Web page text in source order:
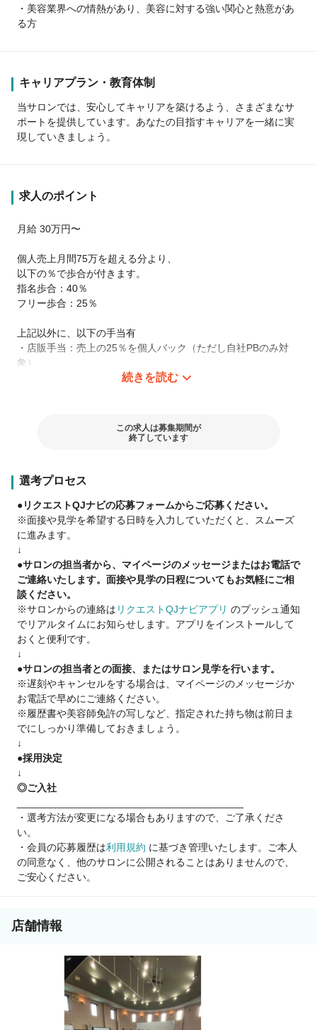
・美容業界への情熱があり、美容に対する強い関心と熱意があ
る方
キャリアプラン・教育体制
当サロンでは、安心してキャリアを築けるよう、さまざまなサ
ポートを提供しています。あなたの目指すキャリアを一緒に実
現していきましょう。
求人のポイント
月給 30万円〜
個人売上月間75万を超える分より、
以下の％で歩合が付きます。
指名歩合：40％
フリー歩合：25％
上記以外に、以下の手当有
・店販手当：売上の25％を個人バック（ただし自社PBのみ対
象）
【給与イメージ】※月6～8日休み
→月給30万+歩合総額73,750円＝373,750円+各種手当
50％
→月給30万+歩合総額81,250円＝381,250円+各種手当
・月間個人売上 100万円 指名割合：70％、フリー割合：
30％
→月給30万+歩合総額88,750円＝388,750円+各種手当
※月間150万個人売上
月給+歩合 50～60万+各種手当
※月間200万個人売上
月給+歩合 65～75万+各種手当
続きを読む
この求人は募集期間が
終了しています
選考プロセス
●リクエストQJナビの応募フォームからご応募ください。
※面接や見学を希望する日時を入力していただくと、スムーズ
に進みます。
↓
●サロンの担当者から、マイページのメッセージまたはお電話で
ご連絡いたします。面接や見学の日程についてもお気軽にご相
談ください。
※サロンからの連絡は リクエストQJナビアプリ のプッシュ通知
でリアルタイムにお知らせします。アプリをインストールして
おくと便利です。
↓
●サロンの担当者との面接、またはサロン見学を行います。
※遅刻やキャンセルをする場合は、マイページのメッセージか
お電話で早めにご連絡ください。
※履歴書や美容師免許の写しなど、指定された持ち物は前日ま
でにしっかり準備しておきましょう。
↓
●採用決定
↓
◎ご入社
・選考方法が変更になる場合もありますので、ご了承くださ
い。
・会員の応募履歴は利用規約 に基づき管理いたします。ご本人
の同意なく、他のサロンに公開されることはありませんので、
ご安心ください。
店舗情報